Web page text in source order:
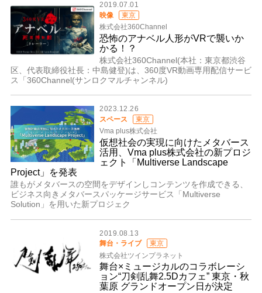
2019.07.01
映像
東京
株式会社360Channel
恐怖のアナベル人形がVRで襲いか
かる！？
株式会社360Channel(本社：東京都渋谷
区、代表取締役社長：中島健登)は、360度VR動画専用配信サービ
ス「360Channel(サンロクマルチャンネル)
2023.12.26
スペース
東京
Vma plus株式会社
仮想社会の実現に向けたメタバース
活用、Vma plus株式会社の新プロジ
ェクト「Multiverse Landscape
Project」を発表
誰もがメタバースの空間をデザインしコンテンツを作成できる、
ビジネス向きメタバースパッケージサービス「Multiverse
Solution」を用いた新プロジェク
2019.08.13
舞台・ライブ
東京
株式会社ツインプラネット
舞台×ミュージカルのコラボレーシ
ョン“刀剣乱舞2.5Dカフェ” 東京・秋
葉原 グランドオープン日が決定